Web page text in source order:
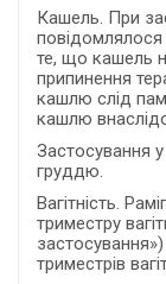
Кашель. При
те, що кашель
припинення
кашлю слід
кашлю
Застосування у
груддю.
Вагітність.
триместру
триместрів